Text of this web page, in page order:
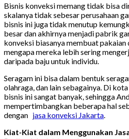
Bisnis konveksi memang tidak bisa
skalanya tidak sebesar perusahaan
bisnis ini juga tidak menutup
besar dan akhirnya menjadi pabrik
konveksi biasanya membuat pakaian
mengapa mereka lebih sering
daripada baju untuk individu.
Seragam ini bisa dalam bentuk
olahraga, dan lain sebagainya. Di
bisnis ini sangat banyak, sehingga
mempertimbangkan beberapa hal
dengan jasa konveksi Jakarta
Kiat-Kiat dalam Menggunakan